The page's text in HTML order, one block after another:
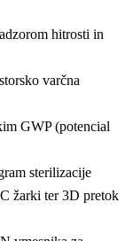
hitrosti in
varčna
GWP (potencial
sterilizacije
žarki ter 3D pretok